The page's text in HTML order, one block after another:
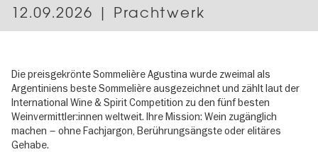
12.09.2026 | Prachtwerk
Die preisgekrönte Sommelière Agustina wurde zweimal als
Argentiniens beste Sommelière ausgezeichnet und zählt laut der
International Wine & Spirit Competition zu den fünf besten
Weinvermittler:innen weltweit. Ihre Mission: Wein zugänglich
machen – ohne Fachjargon, Berührungsängste oder elitäres
Gehabe.